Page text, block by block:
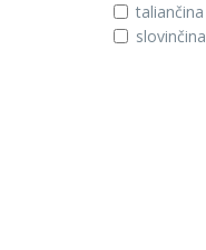
taliančina
slovinčina